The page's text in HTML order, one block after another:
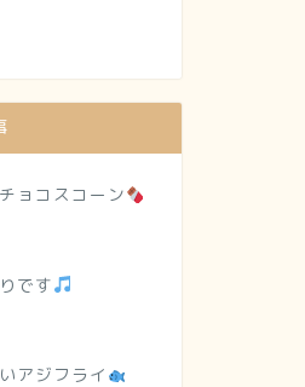
ョコスコーン
です
アジフライ